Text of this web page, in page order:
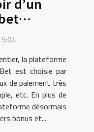
la plateforme
est choisie par
de paiement très
etc. En plus de
désormais
bonus et...